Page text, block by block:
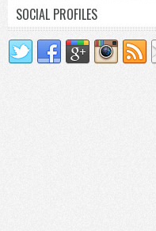
SOCIAL PROFILES